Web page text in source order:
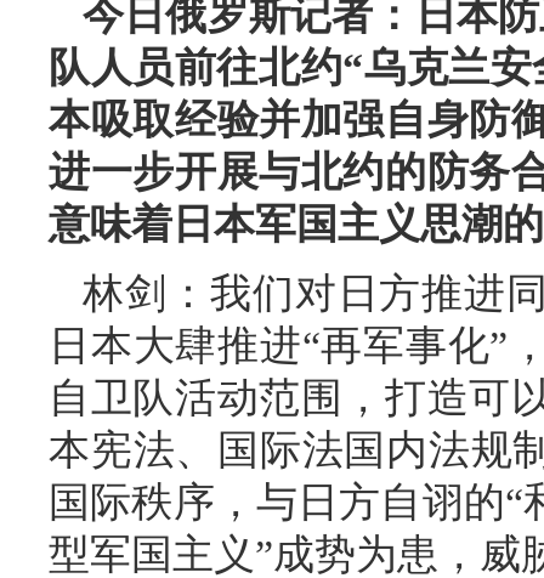
今日俄罗斯记者：日本
队人员前往北约“乌克兰
本吸取经验并加强自身防
进一步开展与北约的防务
意味着日本军国主义思潮
林剑：我们对日方推进
日本大肆推进“再军事化”
自卫队活动范围，打造可
本宪法、国际法国内法规
国际秩序，与日方自诩的
型军国主义”成势为患，威